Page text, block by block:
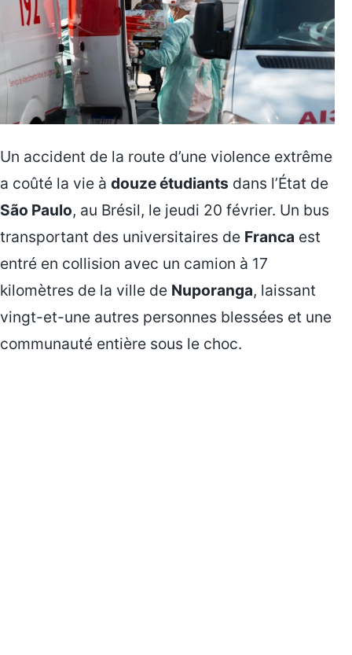
Un accident de la route d’une violence extrême
a coûté la vie à douze étudiants dans l’État de
São Paulo, au Brésil, le jeudi 20 février. Un bus
transportant des universitaires de Franca est
entré en collision avec un camion à 17
kilomètres de la ville de Nuporanga, laissant
vingt-et-une autres personnes blessées et une
communauté entière sous le choc.